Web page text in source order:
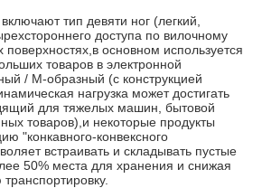
тип девяти ног (легкий,
доступа по вилочному
поверхностях,в основном используется
товаров в электронной
/ M-образный (с конструкцией
нагрузка может достигать
для тяжелых машин, бытовой
товаров),и некоторые продукты
"конкавного-конвексного
встраивать и складывать пустые
50% места для хранения и снижая